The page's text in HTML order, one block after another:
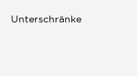
Unterschränke